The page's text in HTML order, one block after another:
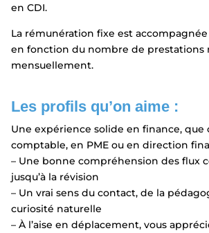
en CDI.
La rémunération fixe est accompagnée
en fonction du nombre de prestations
mensuellement.
Les profils qu’on aime :
Une expérience solide en finance, que
comptable, en PME ou en direction
– Une bonne compréhension des flux
jusqu’à la révision
– Un vrai sens du contact, de la
curiosité naturelle
– À l’aise en déplacement, vous